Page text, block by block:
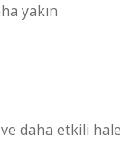
yakın
daha etkili